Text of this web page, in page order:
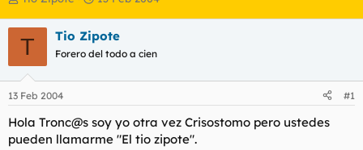
i
c
a
d
o
d
e
h
a
e
i
c
T Tio Zipote
Forero del todo a cien
13 Feb 2004 #1
Hola Tronc@s soy yo otra vez Crisostomo pero ustedes
pueden llamarme "El tio zipote".